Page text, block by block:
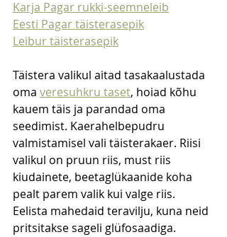
Karja Pagar rukki-seemneleib
Eesti Pagar täisterasepik
Leibur täisterasepik
Täistera valikul aitad tasakaalustada
oma veresuhkru taset, hoiad kõhu
kauem täis ja parandad oma
seedimist. Kaerahelbepudru
valmistamisel vali täisterakaer. Riisi
valikul on pruun riis, must riis
kiudainete, beetaglükaanide koha
pealt parem valik kui valge riis.
Eelista mahedaid teravilju, kuna neid
pritsitakse sageli glüfosaadiga.